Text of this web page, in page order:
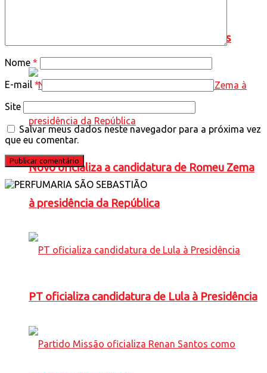
presidencial de 2026, aponta BTG/Nexus
Novo oficializa a candidatura de Romeu Zema
à presidência da República
PT oficializa candidatura de Lula à Presidência
Nome *
E-mail *
Site
Salvar meus dados neste navegador para a próxima vez
que eu comentar.